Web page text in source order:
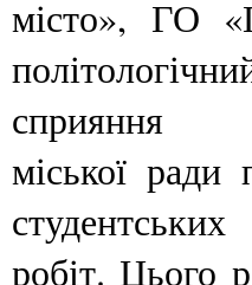
місто», ГО
сприяння
міської ради
робіт. Цього